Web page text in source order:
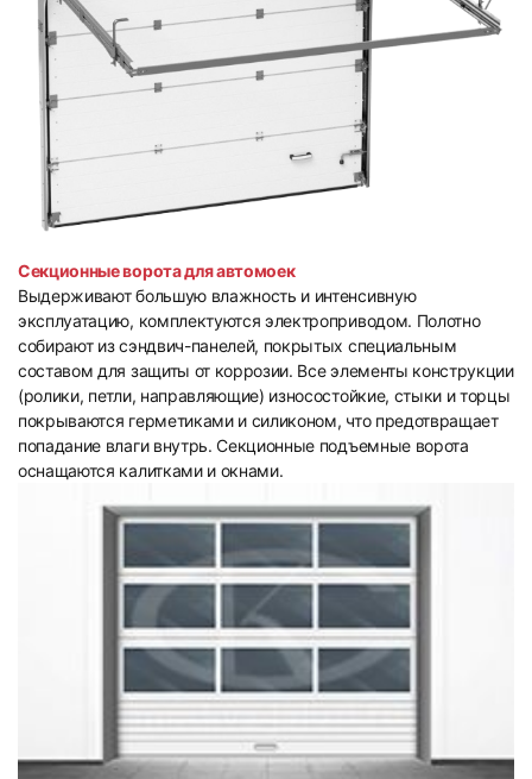
Секционные ворота для автомоек
Выдерживают большую влажность и интенсивную
эксплуатацию, комплектуются электроприводом. Полотно
собирают из сэндвич-панелей, покрытых специальным
составом для защиты от коррозии. Все элементы конструкции
(ролики, петли, направляющие) износостойкие, стыки и торцы
покрываются герметиками и силиконом, что предотвращает
попадание влаги внутрь. Секционные подъемные ворота
оснащаются калитками и окнами.